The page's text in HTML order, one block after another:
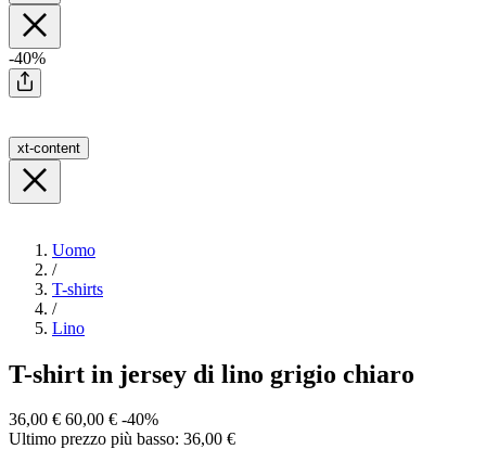
-40%
xt-content
Uomo
/
T-shirts
/
Lino
T-shirt in jersey di lino grigio chiaro
36,00 € 60,00 € -40%
Ultimo prezzo più basso: 36,00 €